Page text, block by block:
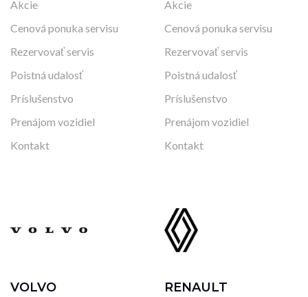
Stav
Na ceste
Skladom
Akcie
Cenová ponuka servisu
Rezervovať servis
Poistná udalosť
Príslušenstvo
Prenájom vozidiel
Kontakt
Akcie
Cenová ponuka servisu
Rezervovať servis
Poistná udalosť
Príslušenstvo
Prenájom vozidiel
Kontakt
VOLVO RENAULT